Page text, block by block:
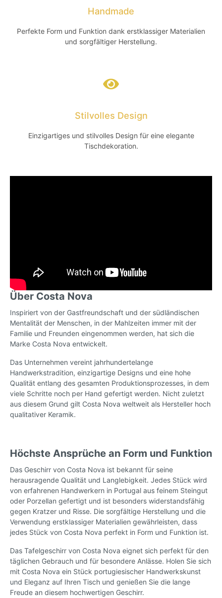
Handmade
Perfekte Form und Funktion dank erstklassiger Materialien
und sorgfältiger Herstellung.
Stilvolles Design
Einzigartiges und stilvolles Design für eine elegante
Tischdekoration.
Über Costa Nova
Inspiriert von der Gastfreundschaft und der südländischen
Mentalität der Menschen, in der Mahlzeiten immer mit der
Familie und Freunden eingenommen werden, hat sich die
Marke Costa Nova entwickelt.
Das Unternehmen vereint jahrhundertelange
Handwerkstradition, einzigartige Designs und eine hohe
Qualität entlang des gesamten Produktionsprozesses, in dem
viele Schritte noch per Hand gefertigt werden. Nicht zuletzt
aus diesem Grund gilt Costa Nova weltweit als Hersteller hoch
qualitativer Keramik.
Höchste Ansprüche an Form und Funktion
Das Geschirr von Costa Nova ist bekannt für seine
herausragende Qualität und Langlebigkeit. Jedes Stück wird
von erfahrenen Handwerkern in Portugal aus feinem Steingut
oder Porzellan gefertigt und ist besonders widerstandsfähig
gegen Kratzer und Risse. Die sorgfältige Herstellung und die
Verwendung erstklassiger Materialien gewährleisten, dass
jedes Stück von Costa Nova perfekt in Form und Funktion ist.
Das Tafelgeschirr von Costa Nova eignet sich perfekt für den
täglichen Gebrauch und für besondere Anlässe. Holen Sie sich
mit Costa Nova ein Stück portugiesischer Handwerkskunst
und Eleganz auf Ihren Tisch und genießen Sie die lange
Freude an diesem hochwertigen Geschirr.